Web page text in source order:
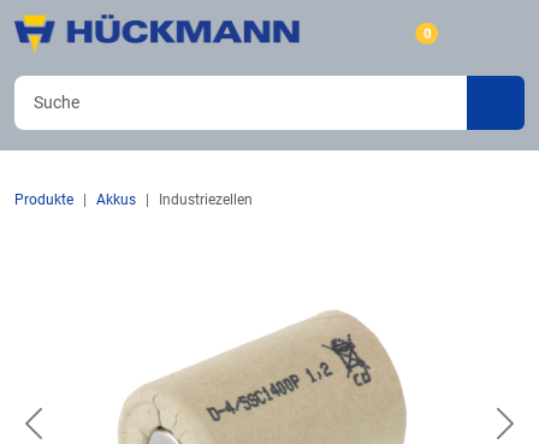
0
Produkte Akkus Industriezellen
Previous